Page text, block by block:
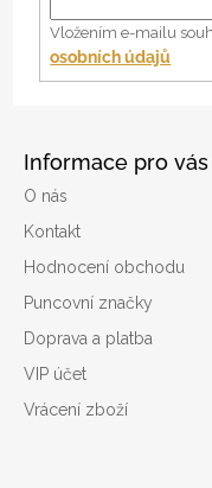
Informace pro vás
O nás
Kontakt
Hodnocení obchodu
Puncovní značky
Doprava a platba
VIP účet
Vrácení zboží
Vložením e-mailu
osobních údajů